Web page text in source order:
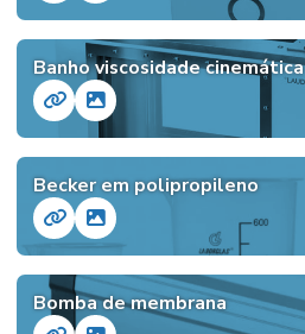
Banho viscosidade cinemática
Becker em polipropileno
Bomba de membrana